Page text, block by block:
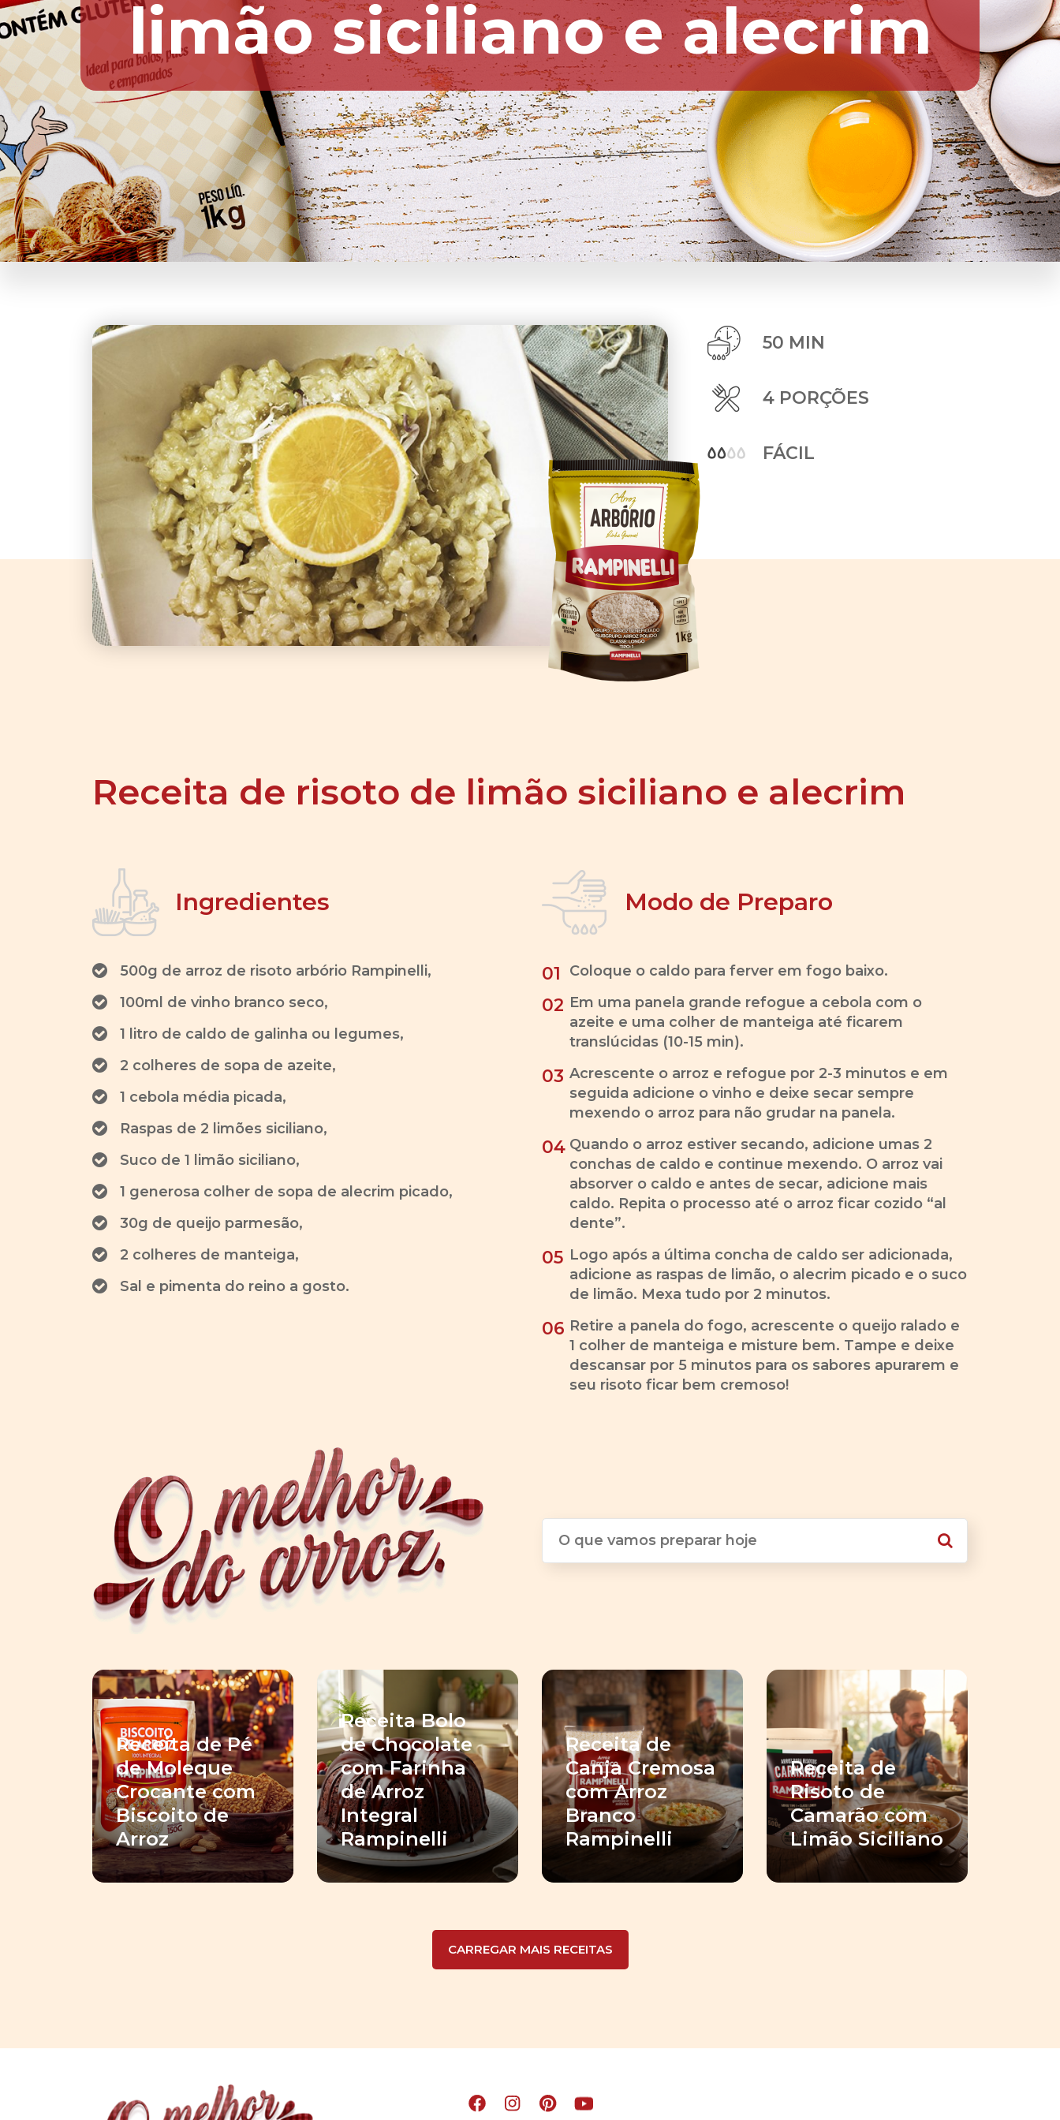
limão siciliano e alecrim
50 MIN
4 PORÇÕES
FÁCIL
Receita de risoto de limão siciliano e alecrim
Ingredientes
500g de arroz de risoto arbório Rampinelli,
100ml de vinho branco seco,
1 litro de caldo de galinha ou legumes,
2 colheres de sopa de azeite,
1 cebola média picada,
Raspas de 2 limões siciliano,
Suco de 1 limão siciliano,
1 generosa colher de sopa de alecrim picado,
30g de queijo parmesão,
2 colheres de manteiga,
Sal e pimenta do reino a gosto.
Modo de Preparo
01 Coloque o caldo para ferver em fogo baixo.
02 Em uma panela grande refogue a cebola com o
azeite e uma colher de manteiga até ficarem
translúcidas (10-15 min).
03 Acrescente o arroz e refogue por 2-3 minutos e em
seguida adicione o vinho e deixe secar sempre
mexendo o arroz para não grudar na panela.
04 Quando o arroz estiver secando, adicione umas 2
conchas de caldo e continue mexendo. O arroz vai
absorver o caldo e antes de secar, adicione mais
caldo. Repita o processo até o arroz ficar cozido “al
dente”.
05 Logo após a última concha de caldo ser adicionada,
adicione as raspas de limão, o alecrim picado e o suco
de limão. Mexa tudo por 2 minutos.
06 Retire a panela do fogo, acrescente o queijo ralado e
1 colher de manteiga e misture bem. Tampe e deixe
descansar por 5 minutos para os sabores apurarem e
seu risoto ficar bem cremoso!
Receita de Pé
de Moleque
Crocante com
Biscoito de
Arroz
Receita Bolo
de Chocolate
com Farinha
de Arroz
Integral
Rampinelli
Receita de
Canja Cremosa
com Arroz
Branco
Rampinelli
Receita de
Risoto de
Camarão com
Limão Siciliano
CARREGAR MAIS RECEITAS